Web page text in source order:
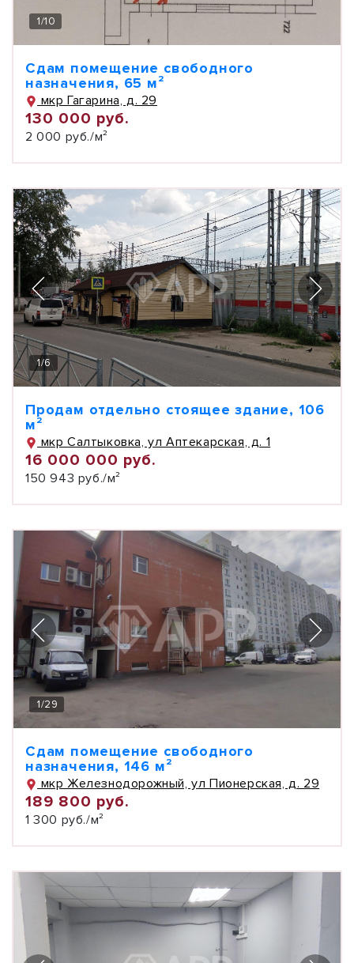
1/10
Сдам помещение свободного
назначения, 65 м²
мкр Гагарина, д. 29
130 000 руб.
2 000 руб./м²
1/6
Продам отдельно стоящее здание, 106
м²
мкр Салтыковка, ул Аптекарская, д. 1
16 000 000 руб.
150 943 руб./м²
1/29
Сдам помещение свободного
назначения, 146 м²
мкр Железнодорожный, ул Пионерская, д. 29
189 800 руб.
1 300 руб./м²